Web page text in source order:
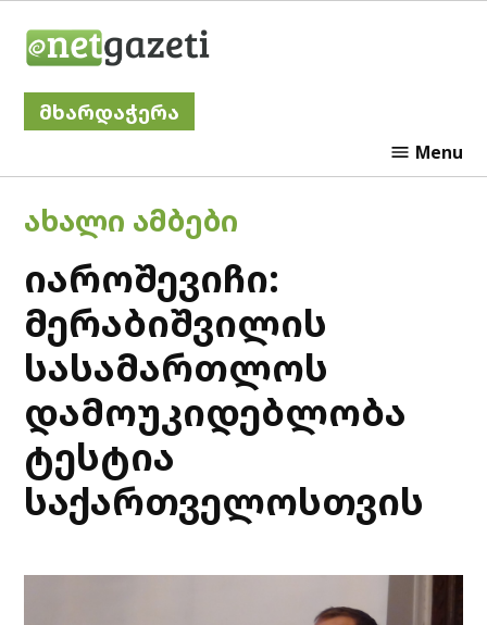
მხარდაჭერა
Menu
POSTED
ᲐᲮᲐᲚᲘ ᲐᲛᲑᲔᲑᲘ
იაროშევიჩი:
მერაბიშვილის
სასამართლოს
დამოუკიდებლობა
ტესტია
საქართველოსთვის